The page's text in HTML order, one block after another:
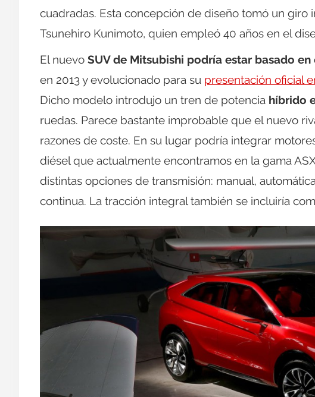
cuadradas. Esta concepción de diseño tomó un giro
Tsunehiro Kunimoto, quien empleó 40 años en el
El nuevo SUV de Mitsubishi podría estar basado
en 2013 y evolucionado para su presentación oficial
Dicho modelo introdujo un tren de potencia híbrido
ruedas. Parece bastante improbable que el nuevo
razones de coste. En su lugar podría integrar
diésel que actualmente encontramos en la gama
distintas opciones de transmisión: manual,
continua. La tracción integral también se incluiría